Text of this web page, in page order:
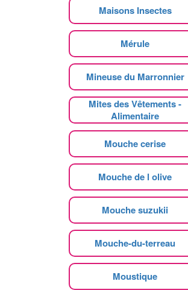
Maisons Insectes
Mérule
Mineuse du Marronnier
Mites des Vêtements -
Alimentaire
Mouche cerise
Mouche de l olive
Mouche suzukii
Mouche-du-terreau
Moustique